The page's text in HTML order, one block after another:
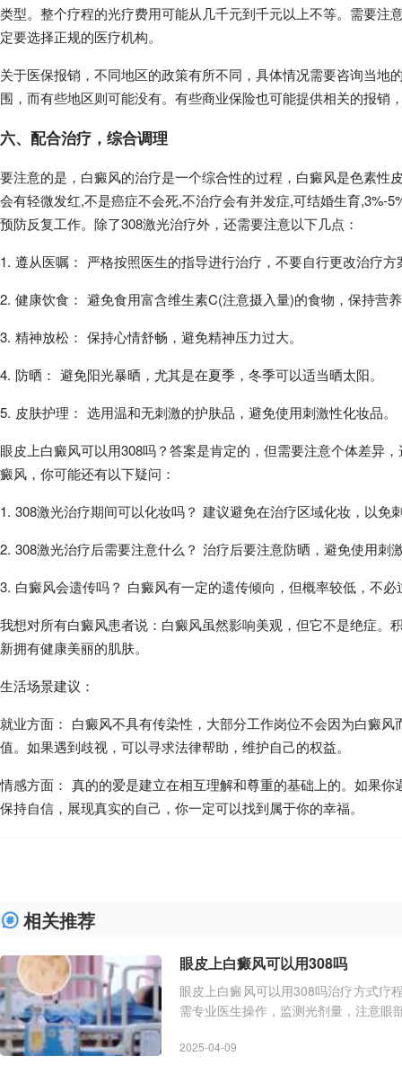
类型。整个疗程的光疗费用可能从几千元到千元以上不等。需要
定要选择正规的医疗机构。
关于医保报销，不同地区的政策有所不同，具体情况需要咨询当
围，而有些地区则可能没有。有些商业保险也可能提供相关的报销
六、配合治疗，综合调理
要注意的是，白癜风的治疗是一个综合性的过程，白癜风是色素
会有轻微发红,不是癌症不会死,不治疗会有并发症,可结婚生育,3%-
预防反复工作。除了308激光治疗外，还需要注意以下几点：
1. 遵从医嘱： 严格按照医生的指导进行治疗，不要自行更改治疗方
2. 健康饮食： 避免食用富含维生素C(注意摄入量)的食物，保持营
3. 精神放松： 保持心情舒畅，避免精神压力过大。
4. 防晒： 避免阳光暴晒，尤其是在夏季，冬季可以适当晒太阳。
5. 皮肤护理： 选用温和无刺激的护肤品，避免使用刺激性化妆品。
眼皮上白癜风可以用308吗？答案是肯定的，但需要注意个体差异
癜风，你可能还有以下疑问：
1. 308激光治疗期间可以化妆吗？ 建议避免在治疗区域化妆，以免
2. 308激光治疗后需要注意什么？ 治疗后要注意防晒，避免使用刺
3. 白癜风会遗传吗？ 白癜风有一定的遗传倾向，但概率较低，不必
我想对所有白癜风患者说：白癜风虽然影响美观，但它不是绝症
新拥有健康美丽的肌肤。
生活场景建议：
就业方面： 白癜风不具有传染性，大部分工作岗位不会因为白癜
值。如果遇到歧视，可以寻求法律帮助，维护自己的权益。
情感方面： 真的的爱是建立在相互理解和尊重的基础上的。如果
保持自信，展现真实的自己，你一定可以找到属于你的幸福。
相关推荐
眼皮上白癜风可以用308吗
眼皮上白癜风可以用308吗治疗方式疗
需专业医生操作，监测光剂量，注意
2025-04-09